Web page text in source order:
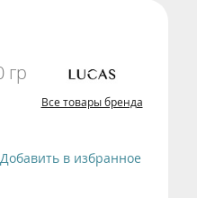
гр
Все товары бренда
Добавить в избранное